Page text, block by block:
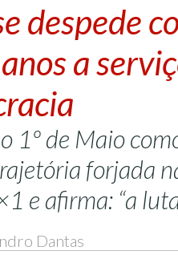
despede
a
1º de Maio
forjada
e afirma: “a
Dantas